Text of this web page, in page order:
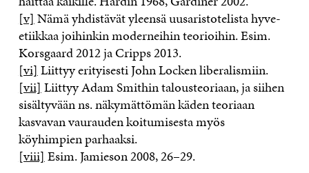
[v] Nämä yhdistävät yleensä uusaristotelista hyve-
etiikkaa joihinkin moderneihin teorioihin. Esim.
Korsgaard 2012 ja Cripps 2013.
[vi] Liittyy erityisesti John Locken liberalismiin.
[vii] Liittyy Adam Smithin talousteoriaan, ja siihen
sisältyvään ns. näkymättömän käden teoriaan
kasvavan vaurauden koitumisesta myös
köyhimpien parhaaksi.
[viii] Esim. Jamieson 2008, 26–29.